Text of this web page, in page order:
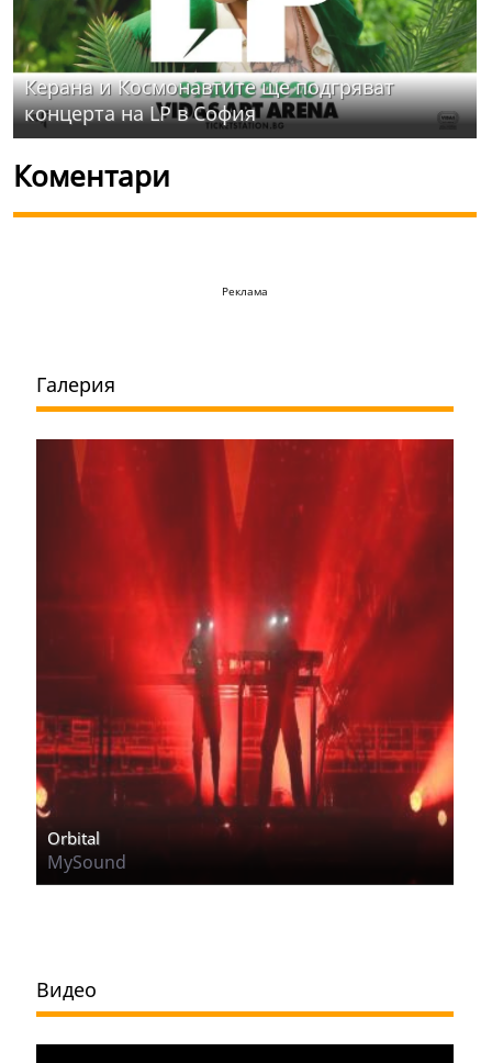
Керана и Космонавтите ще подгряват
концерта на LP в София
Коментари
Реклама
Галерия
Orbital
MySound
Видео